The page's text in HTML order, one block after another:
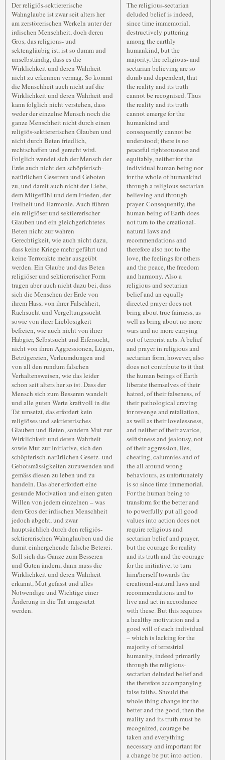
Der religiös-sektiererische
Wahnglaube ist zwar seit alters her
am zerstörerischen Werkeln unter der
irdischen Menschheit, doch deren
Gros, das religions- und
sektengläubig ist, ist so dumm und
unselbständig, dass es die
Wirklichkeit und deren Wahrheit
nicht zu erkennen vermag. So kommt
die Menschheit auch nicht auf die
Wirklichkeit und deren Wahrheit und
kann folglich nicht verstehen, dass
weder der einzelne Mensch noch die
ganze Menschheit nicht durch einen
religiös-sektiererischen Glauben und
nicht durch Beten friedlich,
rechtschaffen und gerecht wird.
Folglich wendet sich der Mensch der
Erde auch nicht den schöpferisch-
natürlichen Gesetzen und Geboten
zu, und damit auch nicht der Liebe,
dem Mitgefühl und dem Frieden, der
Freiheit und Harmonie. Auch führen
ein religiöser und sektiererischer
Glauben und ein gleichgerichtetes
Beten nicht zur wahren
Gerechtigkeit, wie auch nicht dazu,
dass keine Kriege mehr geführt und
keine Terrorakte mehr ausgeübt
werden. Ein Glaube und das Beten
religiöser und sektiererischer Form
tragen aber auch nicht dazu bei, dass
sich die Menschen der Erde von
ihrem Hass, von ihrer Falschheit,
Rachsucht und Vergeltungssucht
sowie von ihrer Lieblosigkeit
befreien, wie auch nicht von ihrer
Habgier, Selbstsucht und Eifersucht,
nicht von ihren Aggressionen, Lügen,
Betrügereien, Verleumdungen und
von all den rundum falschen
Verhaltensweisen, wie das leider
schon seit alters her so ist. Dass der
Mensch sich zum Besseren wandelt
und alle guten Werte kraftvoll in die
Tat umsetzt, das erfordert kein
religiöses und sektiererisches
Glauben und Beten, sondern Mut zur
Wirklichkeit und deren Wahrheit
sowie Mut zur Initiative, sich den
schöpferisch-natürlichen Gesetz- und
Gebotsmässigkeiten zuzuwenden und
gemäss diesen zu leben und zu
handeln. Das aber erfordert eine
gesunde Motivation und einen guten
Willen von jedem einzelnen – was
dem Gros der irdischen Menschheit
jedoch abgeht, und zwar
hauptsächlich durch den religiös-
sektiererischen Wahnglauben und die
damit einhergehende falsche Beterei.
Soll sich das Ganze zum Besseren
und Guten ändern, dann muss die
Wirklichkeit und deren Wahrheit
erkannt, Mut gefasst und alles
Notwendige und Wichtige einer
Änderung in die Tat umgesetzt
werden.
The religious-sectarian
deluded belief is indeed,
since time immemorial,
destructively puttering
among the earthly
humankind, but the
majority, the religious- and
sectarian believing are so
dumb and dependent, that
the reality and its truth
cannot be recognised. Thus
the reality and its truth
cannot emerge for the
humankind and
consequently cannot be
understood; there is no
peaceful righteousness and
equitably, neither for the
individual human being nor
for the whole of humankind
through a religious sectarian
believing and through
prayer. Consequently, the
human being of Earth does
not turn to the creational-
natural laws and
recommendations and
therefore also not to the
love, the feelings for others
and the peace, the freedom
and harmony. Also a
religious and sectarian
belief and an equally
directed prayer does not
bring about true fairness, as
well as bring about no more
wars and no more carrying
out of terrorist acts. A belief
and prayer in religious and
sectarian form, however, also
does not contribute to it that
the human beings of Earth
liberate themselves of their
hatred, of their falseness, of
their pathological craving
for revenge and retaliation,
as well as their lovelessness,
and neither of their avarice,
selfishness and jealousy, not
of their aggression, lies,
cheating, calumnies and of
the all around wrong
behaviours, as unfortunately
is so since time immemorial.
For the human being to
transform for the better and
to powerfully put all good
values into action does not
require religious and
sectarian belief and prayer,
but the courage for reality
and its truth and the courage
for the initiative, to turn
him/herself towards the
creational-natural laws and
recommendations and to
live and act in accordance
with these. But this requires
a healthy motivation and a
good will of each individual
– which is lacking for the
majority of terrestrial
humanity, indeed primarily
through the religious-
sectarian deluded belief and
the therefore accompanying
false faiths. Should the
whole thing change for the
better and the good, then the
reality and its truth must be
recognized, courage be
taken and everything
necessary and important for
a change be put into action.